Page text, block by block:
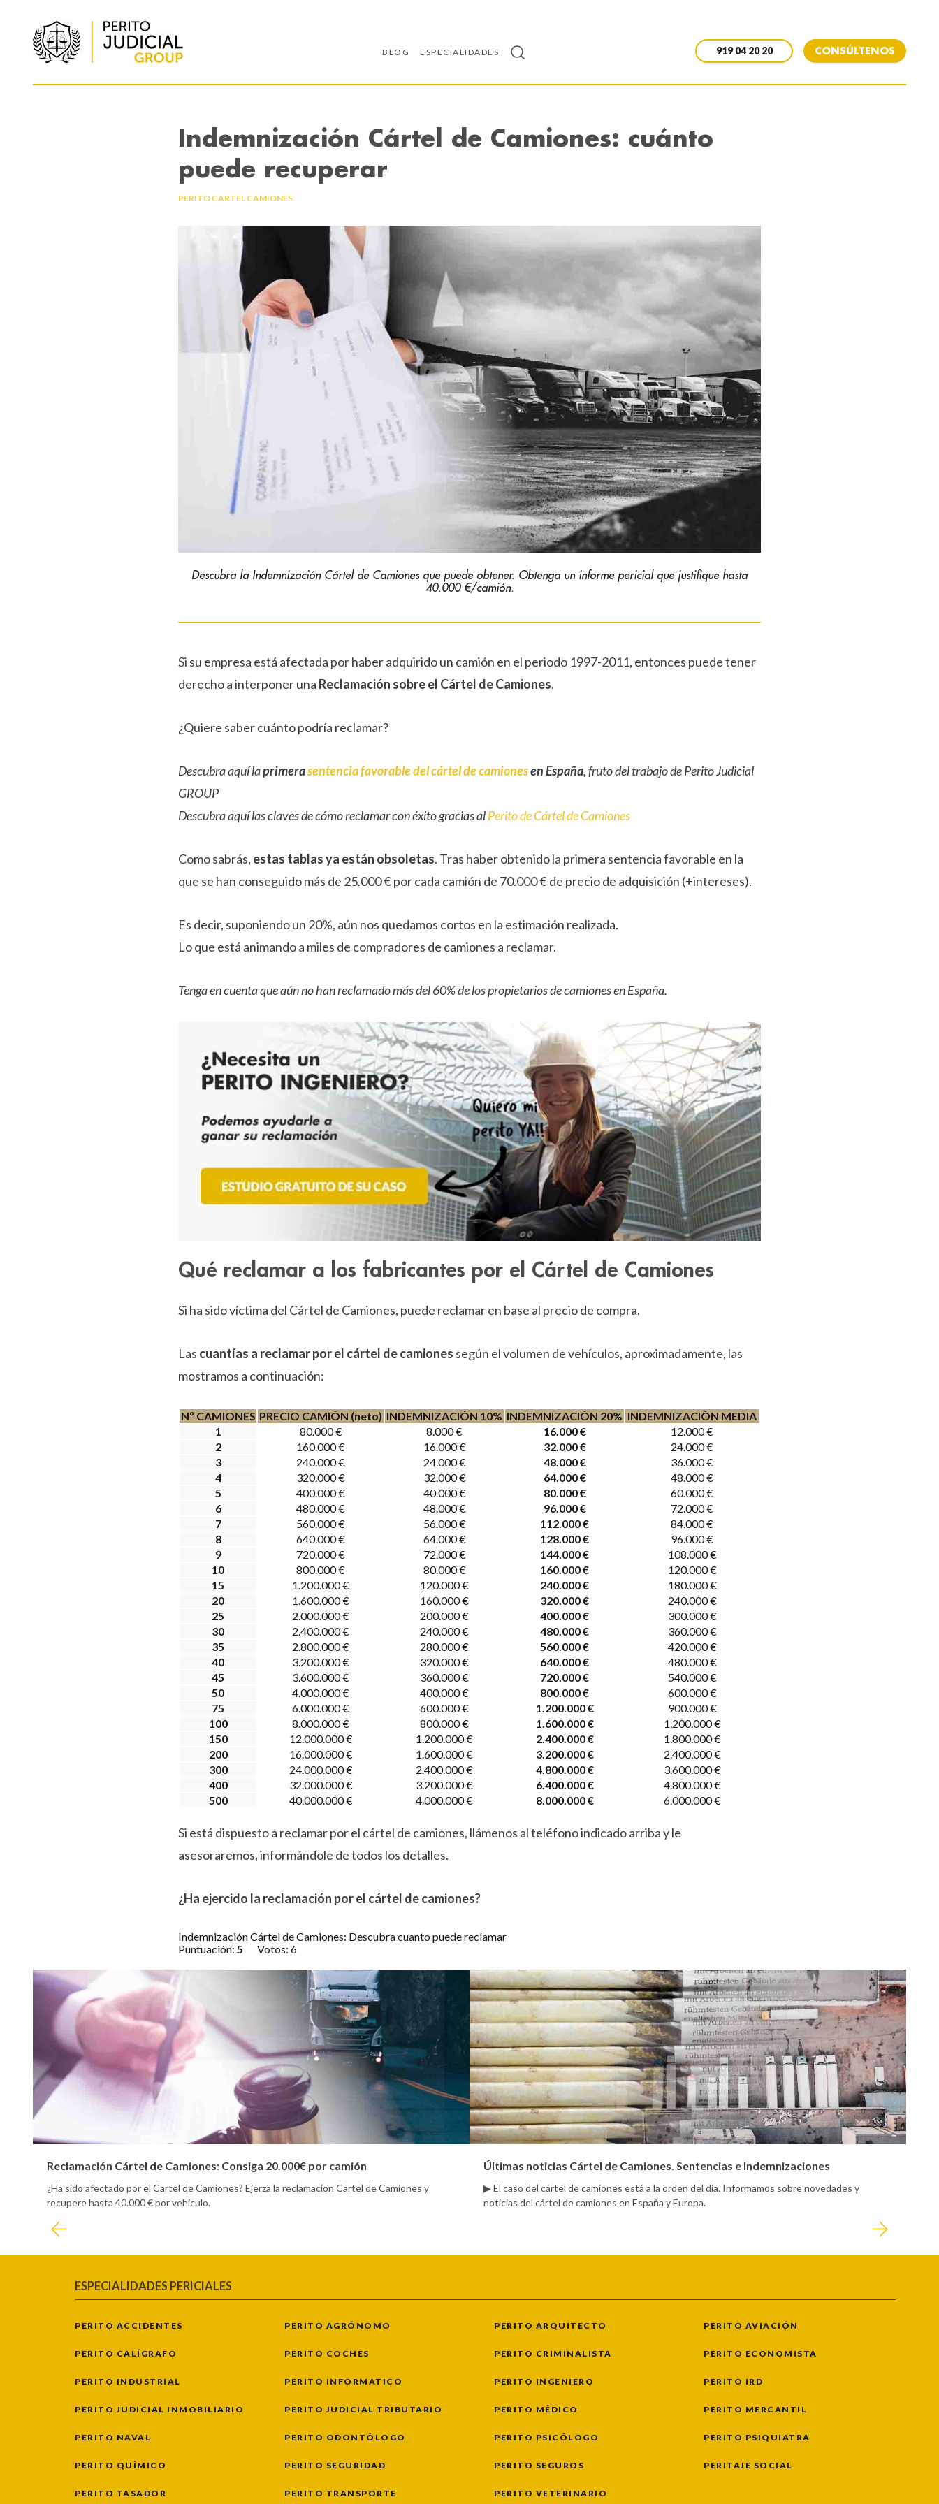
BLOG ESPECIALIDADES 919 04 20 20 CONSÚLTENOS
Indemnización Cártel de Camiones: cuánto
puede recuperar
PERITO CARTEL CAMIONES
Descubra la Indemnización Cártel de Camiones que puede obtener. Obtenga un informe pericial que justifique hasta
40.000 €/camión.
Si su empresa está afectada por haber adquirido un camión en el periodo 1997-2011, entonces puede tener
derecho a interponer una Reclamación sobre el Cártel de Camiones.
¿Quiere saber cuánto podría reclamar?
Descubra aquí laprimerasentencia favorable del cártel de camionesen España, fruto del trabajo de Perito Judicial
GROUP
Descubra aquí las claves de cómo reclamar con éxito gracias alPerito de Cártel de Camiones
Como sabrás, estas tablas ya están obsoletas. Tras haber obtenido la primera sentencia favorable en la
que se han conseguido más de 25.000 € por cada camión de 70.000 € de precio de adquisición (+intereses).
Es decir, suponiendo un 20%, aún nos quedamos cortos en la estimación realizada.
Lo que está animando a miles de compradores de camiones a reclamar.
Tenga en cuenta que aún no han reclamado más del 60% de los propietarios de camiones en España.
Qué reclamar a los fabricantes por el Cártel de Camiones
Si ha sido víctima del Cártel de Camiones, puede reclamar en base al precio de compra.
Las cuantías a reclamar por el cártel de camiones según el volumen de vehículos, aproximadamente, las
mostramos a continuación:
Nº CAMIONES PRECIO CAMIÓN (neto) INDEMNIZACIÓN 10% INDEMNIZACIÓN 20% INDEMNIZACIÓN MEDIA
1
80.000 € 8.000 € 16.000 €
12.000 €
2
160.000 € 16.000 € 32.000 €
24.000 €
3
240.000 € 24.000 € 48.000 €
36.000 €
4
320.000 € 32.000 € 64.000 €
48.000 €
5
400.000 € 40.000 € 80.000 €
60.000 €
6
480.000 € 48.000 € 96.000 €
72.000 €
7
560.000 € 56.000 € 112.000 €
84.000 €
8
640.000 € 64.000 € 128.000 €
96.000 €
9
720.000 € 72.000 € 144.000 €
108.000 €
10
800.000 € 80.000 € 160.000 €
120.000 €
15
1.200.000 € 120.000 € 240.000 €
180.000 €
20
1.600.000 € 160.000 € 320.000 €
240.000 €
25
2.000.000 € 200.000 € 400.000 €
300.000 €
30
2.400.000 € 240.000 € 480.000 €
360.000 €
35
2.800.000 € 280.000 € 560.000 €
420.000 €
40
3.200.000 € 320.000 € 640.000 €
480.000 €
45
3.600.000 € 360.000 € 720.000 €
540.000 €
50
4.000.000 € 400.000 € 800.000 €
600.000 €
75
6.000.000 € 600.000 € 1.200.000 €
900.000 €
100
8.000.000 € 800.000 € 1.600.000 €
1.200.000 €
150
12.000.000 € 1.200.000 € 2.400.000 €
1.800.000 €
200
16.000.000 € 1.600.000 € 3.200.000 €
2.400.000 €
300
24.000.000 € 2.400.000 € 4.800.000 €
3.600.000 €
400
32.000.000 € 3.200.000 € 6.400.000 €
4.800.000 €
500
40.000.000 € 4.000.000 € 8.000.000 € 6.000.000 €
Si está dispuesto a reclamar por el cártel de camiones, llámenos al teléfono indicado arriba y le
asesoraremos, informándole de todos los detalles.
¿Ha ejercido la reclamación por el cártel de camiones?
Indemnización Cártel de Camiones: Descubra cuanto puede reclamar
Puntuación:5 Votos:6
Reclamación Cártel de Camiones: Consiga 20.000€ por camión
¿Ha sido afectado por el Cartel de Camiones? Ejerza la reclamacion Cartel de Camiones y
recupere hasta 40.000 € por vehículo.
Últimas noticias Cártel de Camiones. Sentencias e Indemnizaciones
▶ El caso del cártel de camiones está a la orden del día. Informamos sobre novedades y
noticias del cártel de camiones en España y Europa.
ESPECIALIDADES PERICIALES
PERITO ACCIDENTES PERITO AGRÓNOMO PERITO ARQUITECTO PERITO AVIACIÓN
PERITO CALÍGRAFO PERITO COCHES PERITO CRIMINALISTA PERITO ECONOMISTA
PERITO INDUSTRIAL PERITO INFORMATICO PERITO INGENIERO PERITO IRD
PERITO JUDICIAL INMOBILIARIO PERITO JUDICIAL TRIBUTARIO PERITO MÉDICO PERITO MERCANTIL
PERITO NAVAL PERITO ODONTÓLOGO PERITO PSICÓLOGO PERITO PSIQUIATRA
PERITO QUÍMICO PERITO SEGURIDAD PERITO SEGUROS PERITAJE SOCIAL
PERITO TASADOR PERITO TRANSPORTE PERITO VETERINARIO